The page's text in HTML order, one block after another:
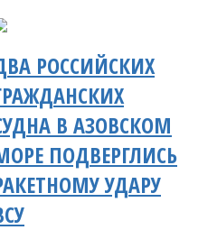
РОССИЙСКИХ
В АЗОВСКОМ
ПОДВЕРГЛИСЬ
УДАРУ